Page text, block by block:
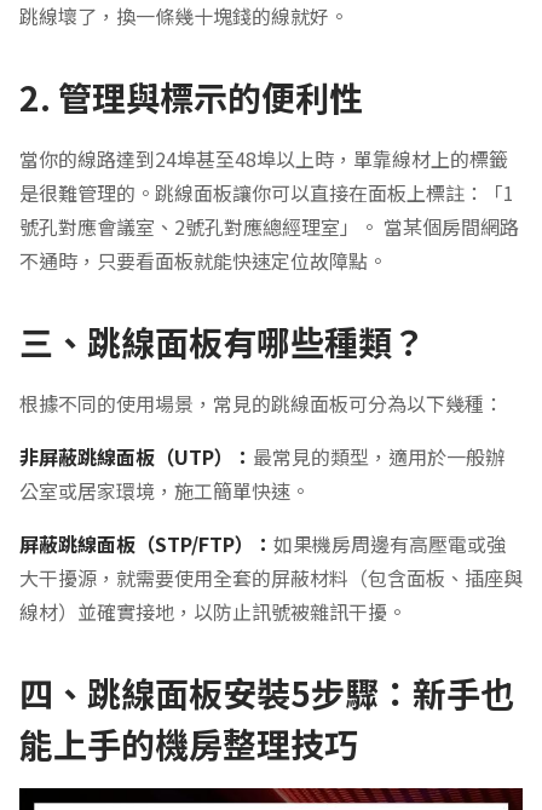
跳線壞了，換一條幾十塊錢的線就好。
2. 管理與標示的便利性
當你的線路達到24埠甚至48埠以上時，單靠線材上的標籤
是很難管理的。跳線面板讓你可以直接在面板上標註：「1
號孔對應會議室、2號孔對應總經理室」。 當某個房間網路
不通時，只要看面板就能快速定位故障點。
三、跳線面板有哪些種類？
根據不同的使用場景，常見的跳線面板可分為以下幾種：
非屏蔽跳線面板（UTP）： 最常見的類型，適用於一般辦
公室或居家環境，施工簡單快速。
屏蔽跳線面板（STP/FTP）： 如果機房周邊有高壓電或強
大干擾源，就需要使用全套的屏蔽材料（包含面板、插座與
線材）並確實接地，以防止訊號被雜訊干擾。
四、跳線面板安裝5步驟：新手也
能上手的機房整理技巧